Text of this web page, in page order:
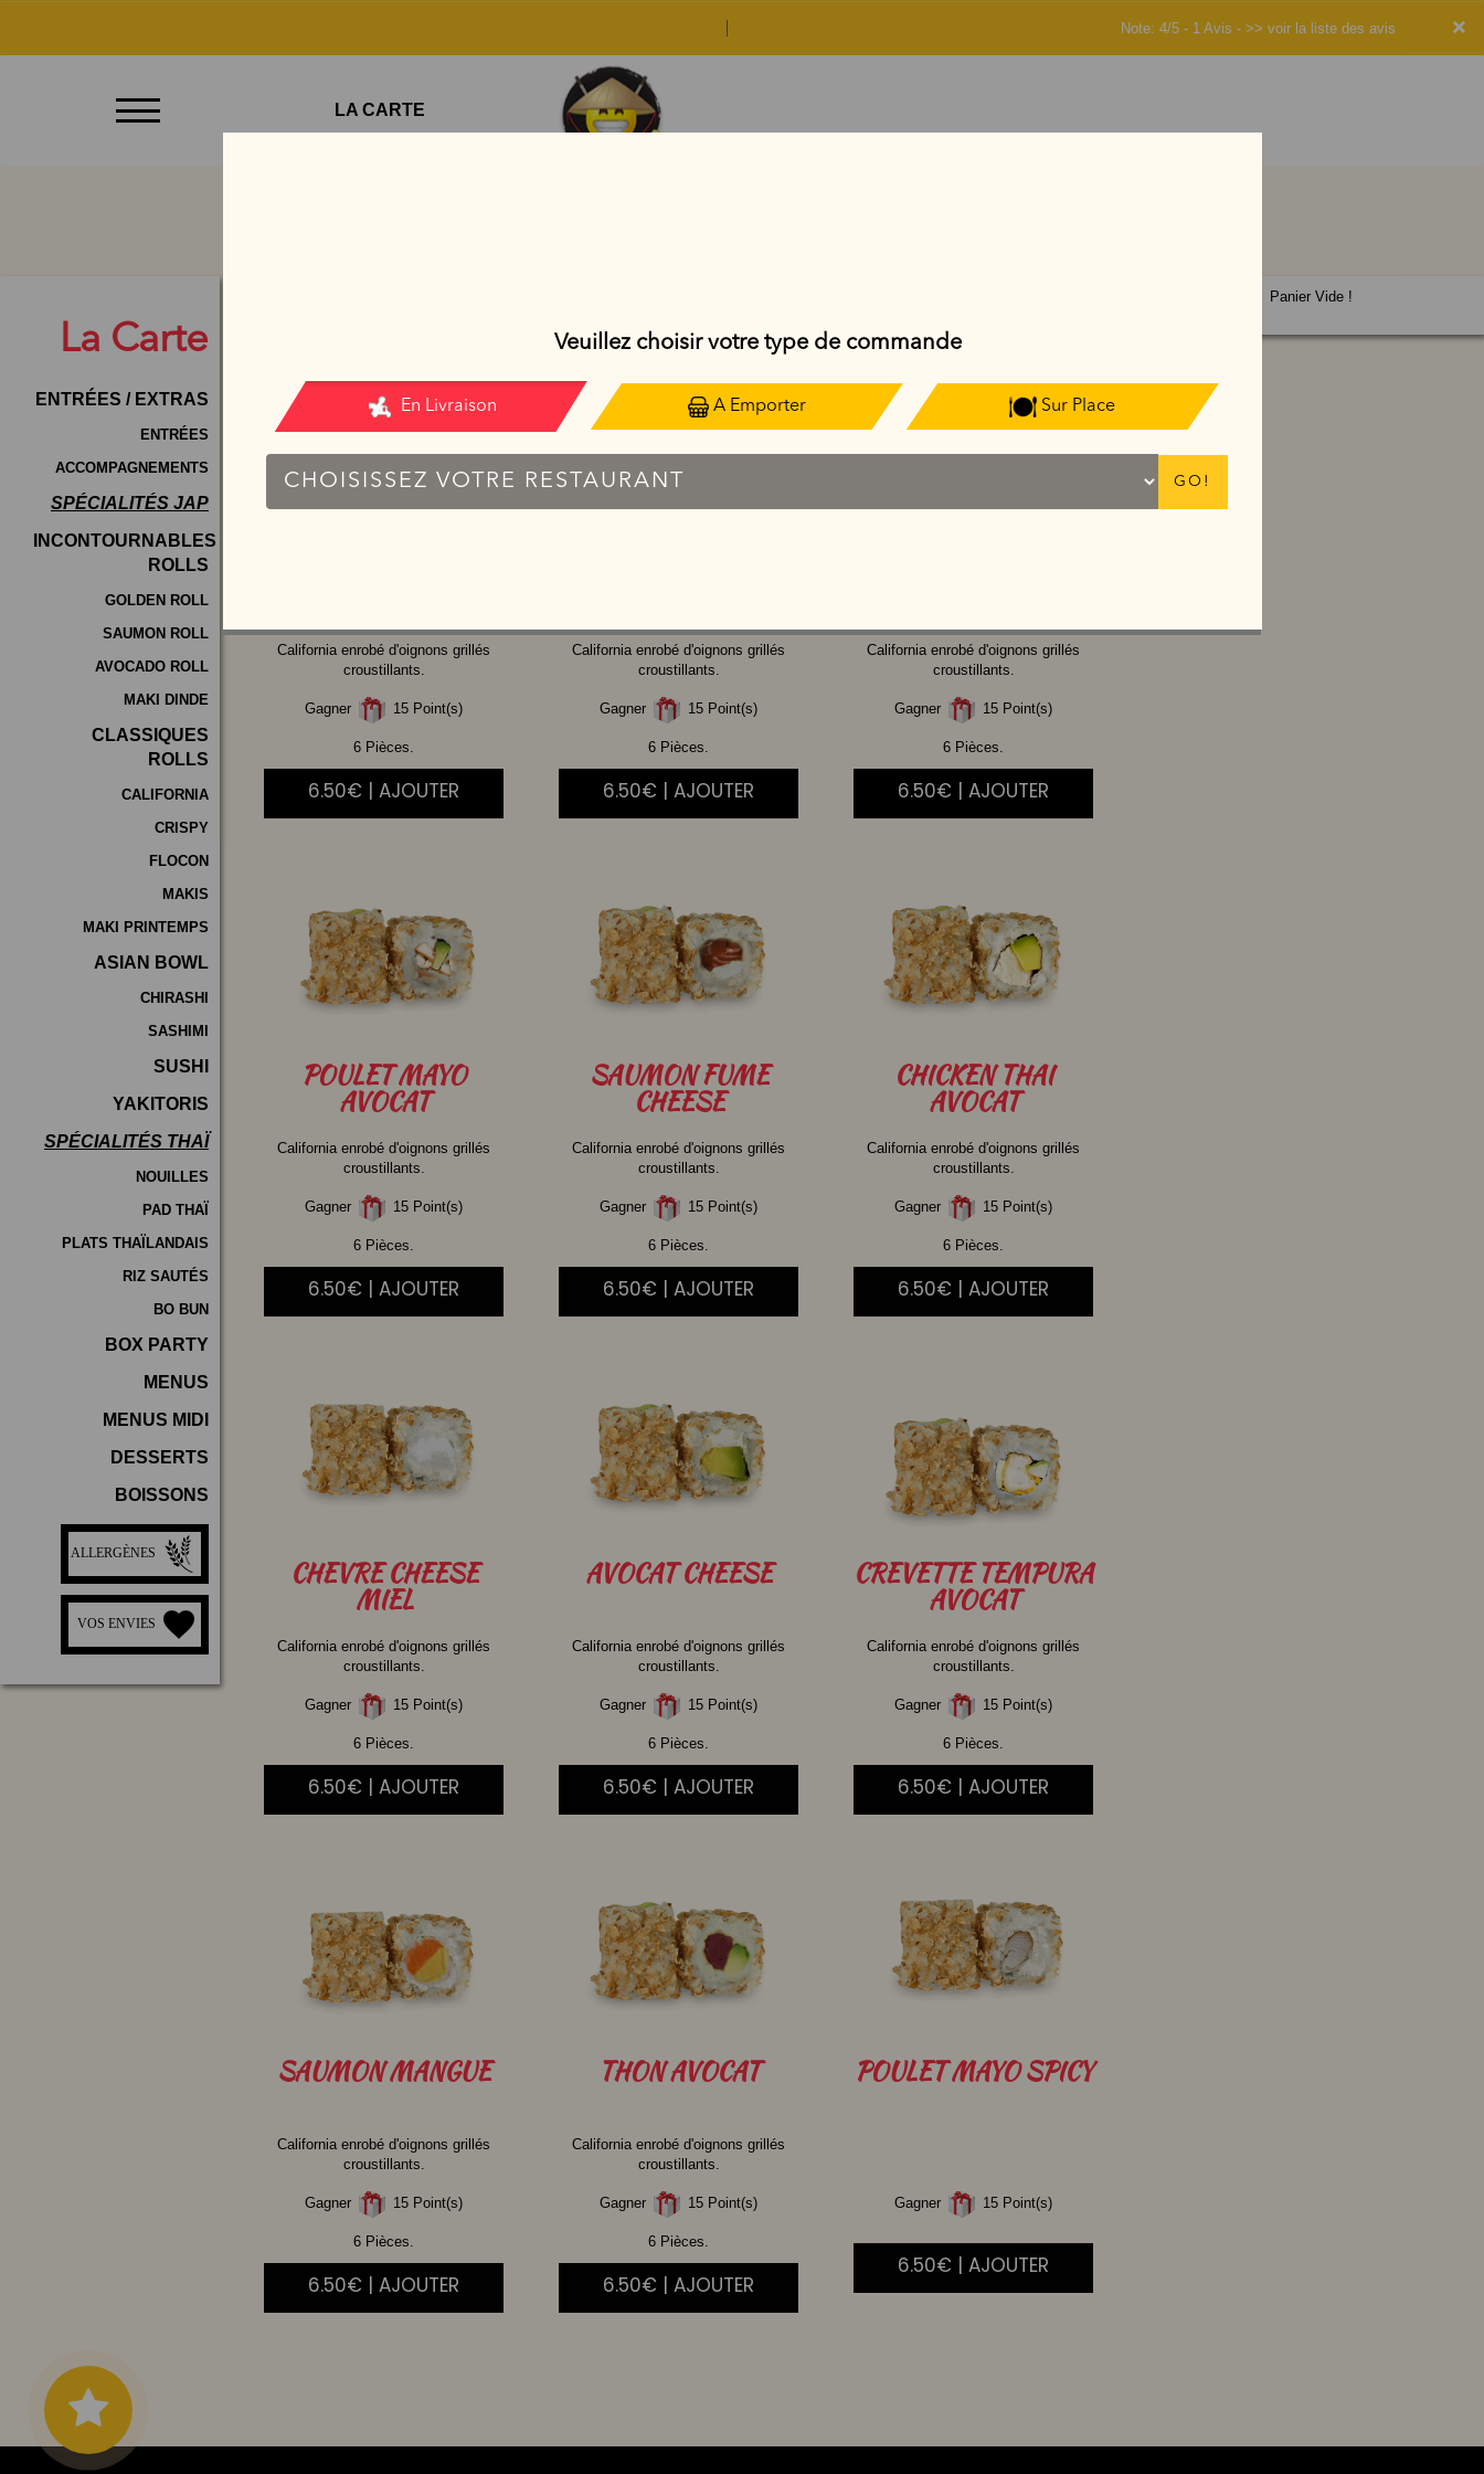
×
Note: 4/5 - 1 Avis - >> voir la liste des avis
Emporter
Contact
Mentions
Légales
Programme
De
Fidélité
Vos
Avis
de
LA CARTE
La Carte
ENTRÉES / EXTRAS
ENTRÉES
ACCOMPAGNEMENTS
SPÉCIALITÉS JAP
INCONTOURNABLES
ROLLS
GOLDEN ROLL
SAUMON ROLL
AVOCADO ROLL
MAKI DINDE
CLASSIQUES
ROLLS
CALIFORNIA
CRISPY
FLOCON
MAKIS
MAKI PRINTEMPS
ASIAN BOWL
CHIRASHI
SASHIMI
SUSHI
YAKITORIS
SPÉCIALITÉS THAÏ
NOUILLES
PAD THAÏ
PLATS THAÏLANDAIS
RIZ SAUTÉS
BO BUN
BOX PARTY
MENUS
MENUS MIDI
DESSERTS
BOISSONS
ALLERGÈNES
VOS ENVIES
California enrobé d'oignons grillés
croustillants.
Gagner 15 Point(s)
6 Pièces.
6.50€ | AJOUTER
California enrobé d'oignons grillés
croustillants.
Gagner 15 Point(s)
6 Pièces.
6.50€ | AJOUTER
California enrobé d'oignons grillés
croustillants.
Gagner 15 Point(s)
6 Pièces.
6.50€ | AJOUTER
POULETMAYO
AVOCAT
California enrobé d'oignons grillés
croustillants.
Gagner 15 Point(s)
6 Pièces.
6.50€ | AJOUTER
SAUMONFUME
CHEESE
California enrobé d'oignons grillés
croustillants.
Gagner 15 Point(s)
6 Pièces.
6.50€ | AJOUTER
CHICKENTHAI
AVOCAT
California enrobé d'oignons grillés
croustillants.
Gagner 15 Point(s)
6 Pièces.
6.50€ | AJOUTER
CHEVRECHEESE
MIEL
California enrobé d'oignons grillés
croustillants.
Gagner 15 Point(s)
6 Pièces.
6.50€ | AJOUTER
AVOCATCHEESE
California enrobé d'oignons grillés
croustillants.
Gagner 15 Point(s)
6 Pièces.
6.50€ | AJOUTER
CREVETTETEMPURA
AVOCAT
California enrobé d'oignons grillés
croustillants.
Gagner 15 Point(s)
6 Pièces.
6.50€ | AJOUTER
SAUMONMANGUE
California enrobé d'oignons grillés
croustillants.
Gagner 15 Point(s)
6 Pièces.
6.50€ | AJOUTER
THONAVOCAT
California enrobé d'oignons grillés
croustillants.
Gagner 15 Point(s)
6 Pièces.
6.50€ | AJOUTER
POULETMAYO SPICY
Gagner 15 Point(s)
6.50€ | AJOUTER
Panier Vide !